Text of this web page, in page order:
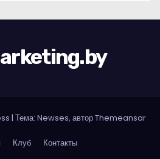
| Тема: Newses, авторThemeansar
Клуб Контакты